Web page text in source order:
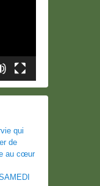
qui
de
au cœur